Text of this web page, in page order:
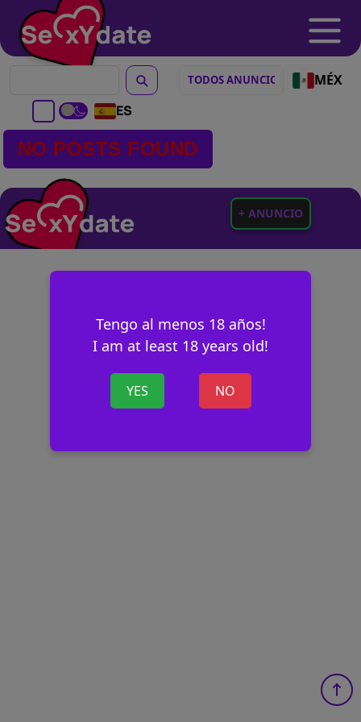
MÉX
ES
Tengo al menos 18 años!
I am at least 18 years old!
YES NO
NO POSTS FOUND
+ ANUNCIO